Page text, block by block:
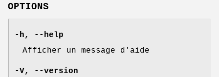
OPTIONS
-h,
--help
Afficher un message d'aide
-V,
--version